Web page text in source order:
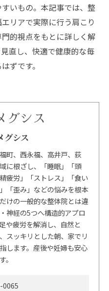
いもの。本記事では、整
リアで実際に行う肩こり
的視点をもとに詳しく解
直し、快適で健康的な毎
ずです。
グシス
町、西永福、高井戸、荻
に根ざし、「睡眠」「頭
疲労」「ストレス」「食い
「歪み」などの悩みを根本
けの一般的な整体院とは違
神経の5つへ構造的アプロ
や疲労を解消し、自然と
スッキリとした朝、家でリ
します。産後や妊婦も安心
。
0065